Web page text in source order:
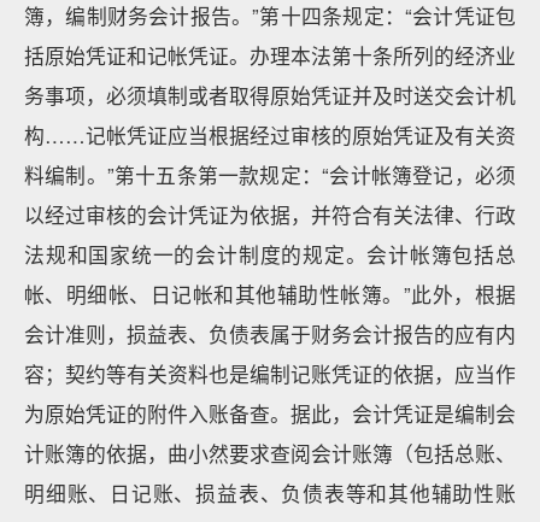
簿，编制财务会计报告。”第十四条规定：“会计凭证包
括原始凭证和记帐凭证。办理本法第十条所列的经济业
务事项，必须填制或者取得原始凭证并及时送交会计机
构……记帐凭证应当根据经过审核的原始凭证及有关资
料编制。”第十五条第一款规定：“会计帐簿登记，必须
以经过审核的会计凭证为依据，并符合有关法律、行政
法规和国家统一的会计制度的规定。会计帐簿包括总
帐、明细帐、日记帐和其他辅助性帐簿。”此外，根据
会计准则，损益表、负债表属于财务会计报告的应有内
容；契约等有关资料也是编制记账凭证的依据，应当作
为原始凭证的附件入账备查。据此，会计凭证是编制会
计账簿的依据，曲小然要求查阅会计账簿（包括总账、
明细账、日记账、损益表、负债表等和其他辅助性账